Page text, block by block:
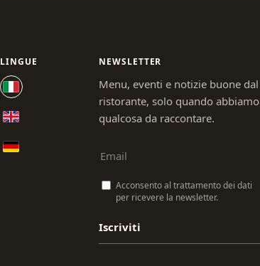
LINGUE NEWSLETTER
Menu, eventi e notizie buone dal
ristorante, solo quando abbiamo
qualcosa da raccontare.
Acconsento al trattamento dei dati
per ricevere la newsletter.
Iscriviti